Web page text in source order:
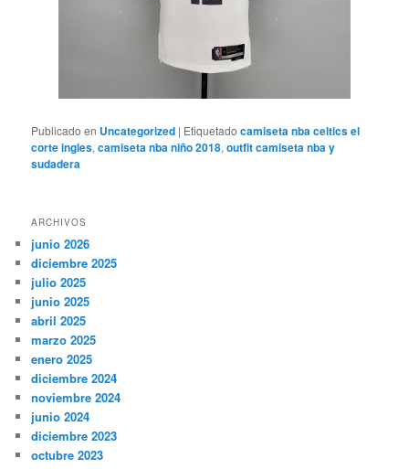
Publicado en Uncategorized | Etiquetado camiseta nba celtics el
corte ingles,camiseta nba niño 2018,outfit camiseta nba y
sudadera
ARCHIVOS
junio 2026
diciembre 2025
julio 2025
junio 2025
abril 2025
marzo 2025
enero 2025
diciembre 2024
noviembre 2024
junio 2024
diciembre 2023
octubre 2023